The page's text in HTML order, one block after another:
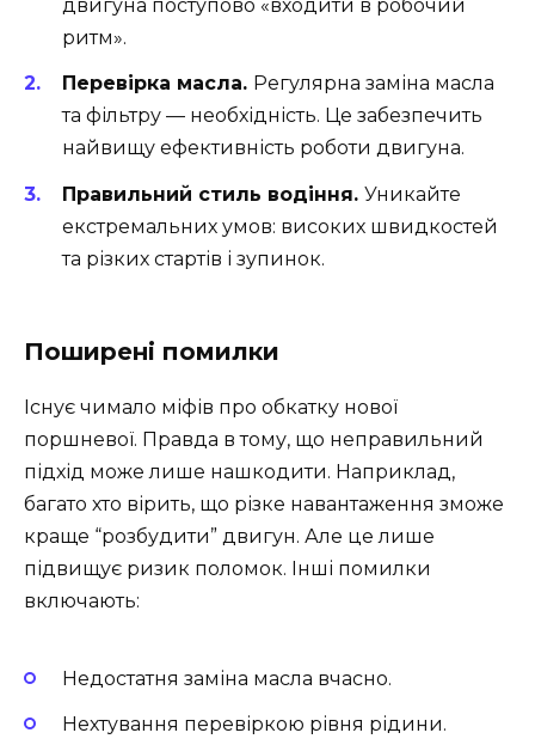
двигуна поступово «входити в робочий
ритм».
Перевірка масла. Регулярна заміна масла
та фільтру — необхідність. Це забезпечить
найвищу ефективність роботи двигуна.
Правильний стиль водіння. Уникайте
екстремальних умов: високих швидкостей
та різких стартів і зупинок.
Поширені помилки
Існує чимало міфів про обкатку нової
поршневої. Правда в тому, що неправильний
підхід може лише нашкодити. Наприклад,
багато хто вірить, що різке навантаження зможе
краще “розбудити” двигун. Але це лише
підвищує ризик поломок. Інші помилки
включають:
Недостатня заміна масла вчасно.
Нехтування перевіркою рівня рідини.